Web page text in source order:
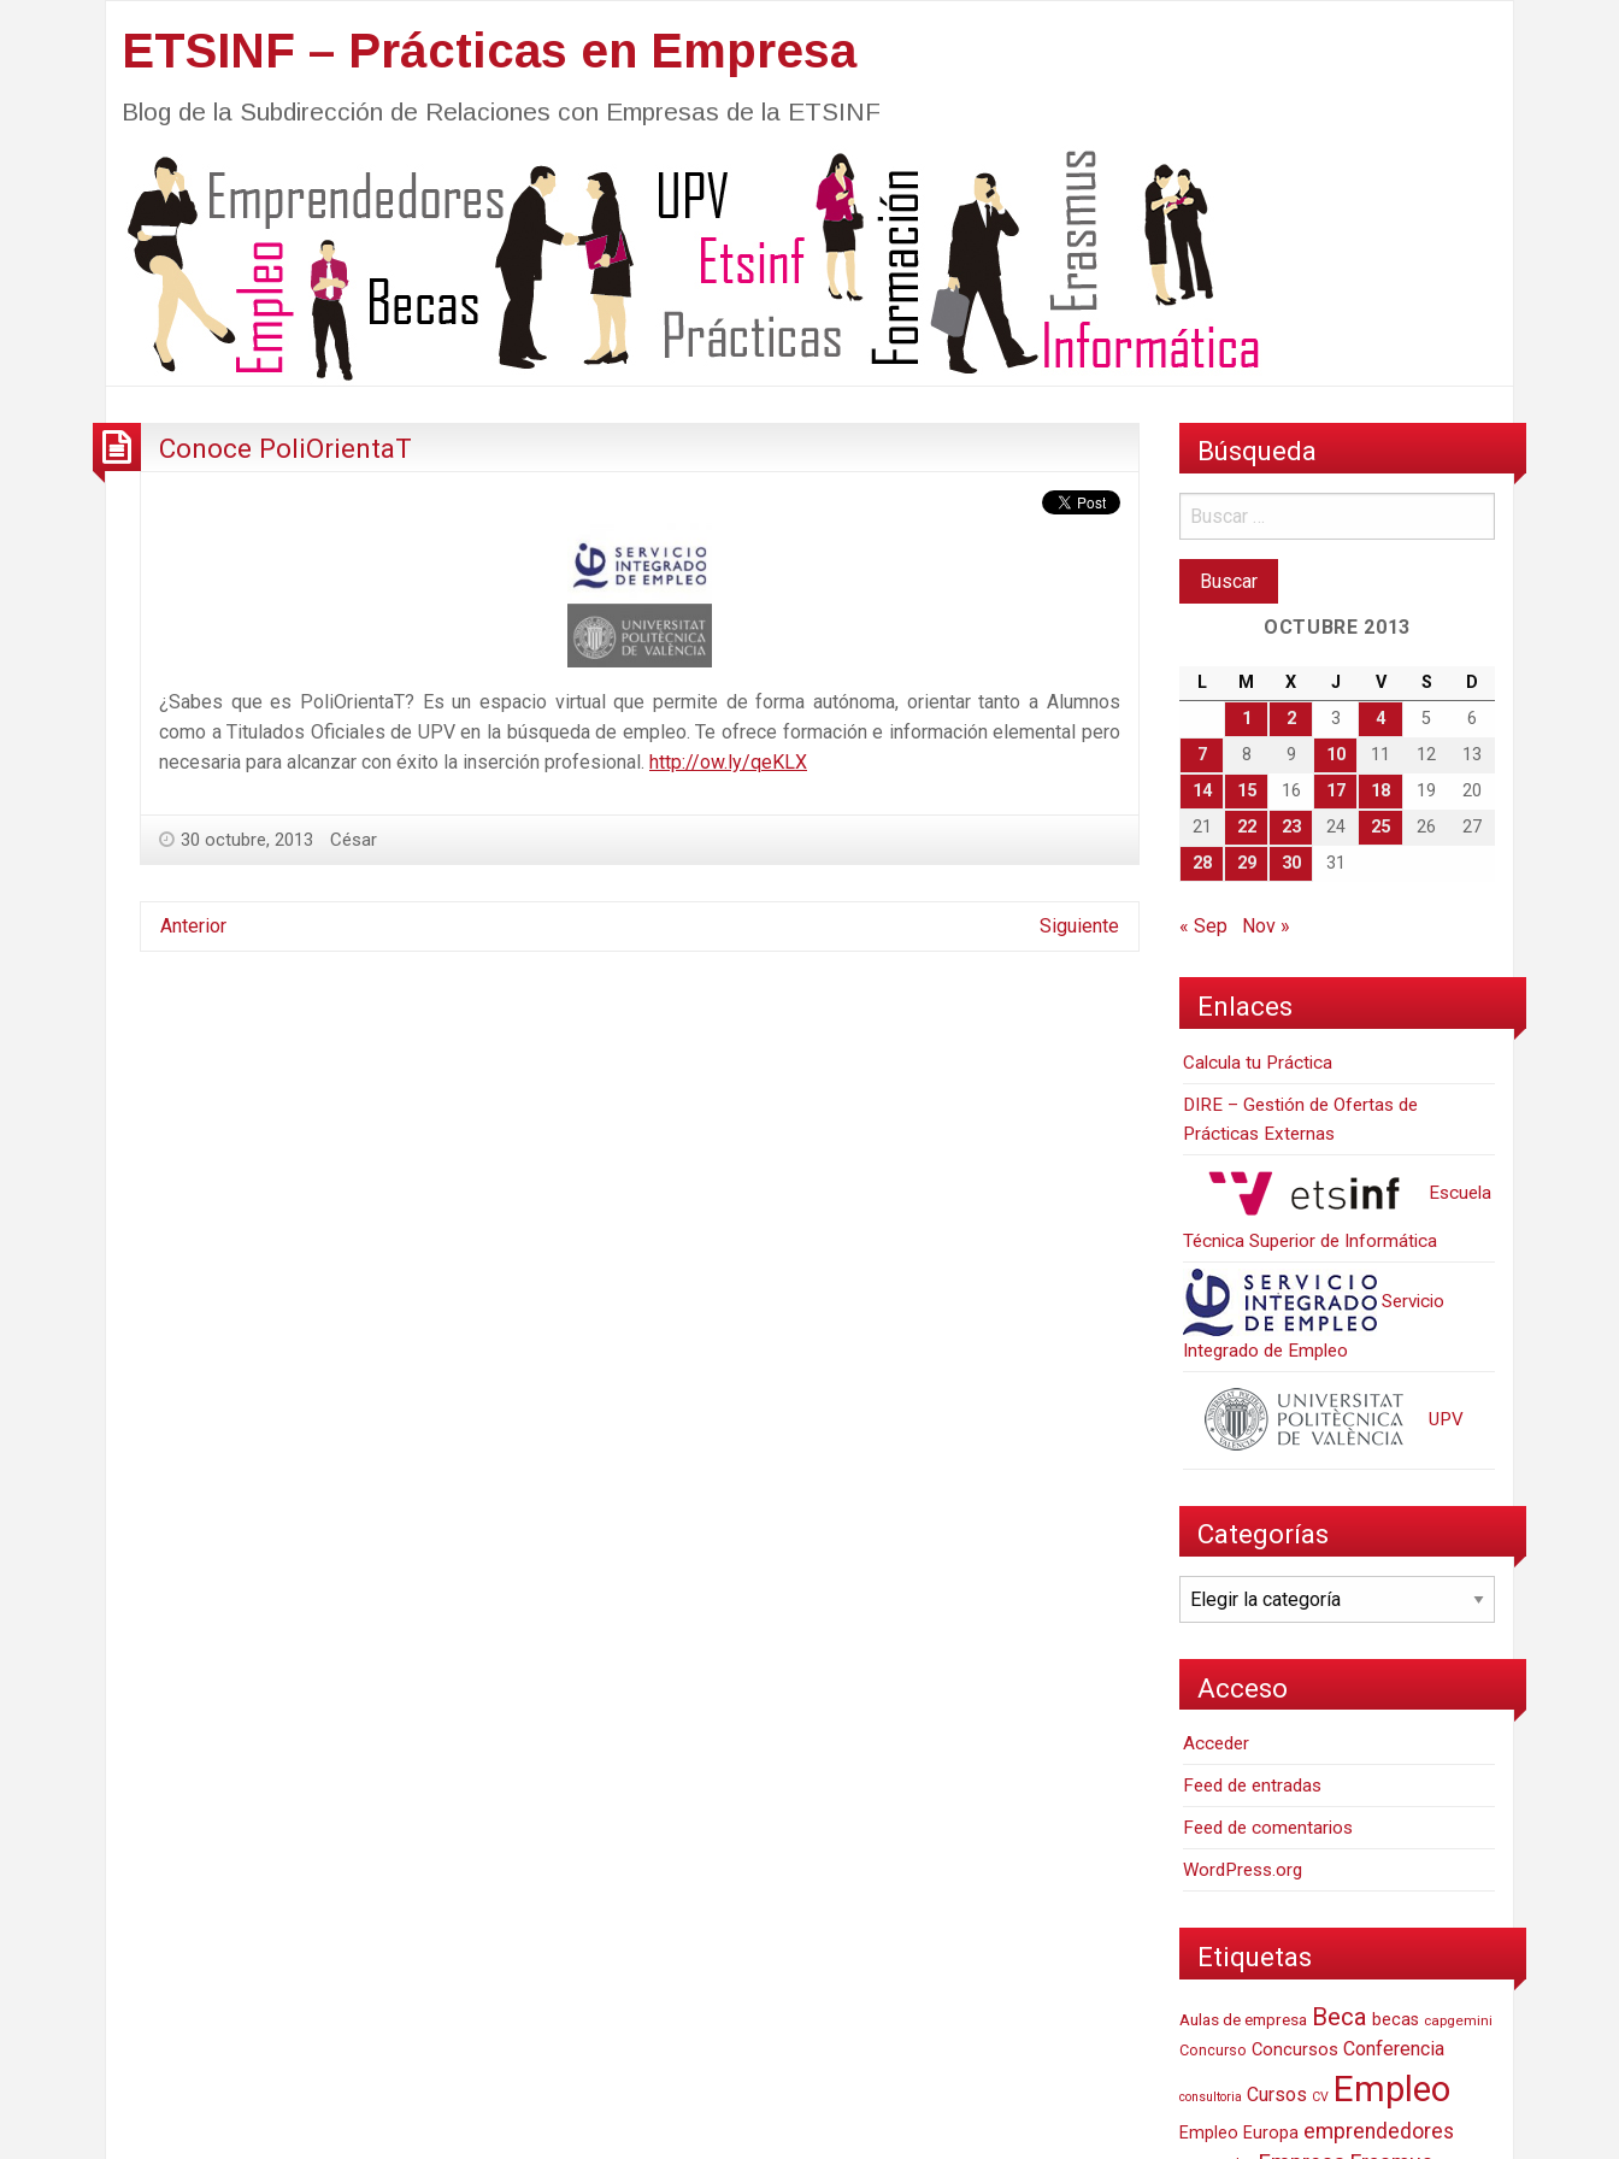
ETSINF – Prácticas en Empresa
Blog de la Subdirección de Relaciones con Empresas de la ETSINF
Conoce PoliOrientaT
¿Sabes que es PoliOrientaT? Es un espacio virtual que permite de forma autónoma, orientar tanto a Alumnos
como a Titulados Oficiales de UPV en la búsqueda de empleo. Te ofrece formación e información elemental pero
necesaria para alcanzar con éxito la inserción profesional. http://ow.ly/qeKLX
30 octubre, 2013 César
Anterior Siguiente
Búsqueda
OCTUBRE 2013
L M X J V S
D
1
2 3 4 5
6
7
8 9 10 11 12
13
14
15 16 17 18 19
20
21
22 23 24 25 26
27
28
29 30 31
« Sep Nov »
Enlaces
Calcula tu Práctica
DIRE – Gestión de Ofertas de
Prácticas Externas
Escuela
Técnica Superior de Informática
Servicio
Integrado de Empleo
UPV
Categorías
Categorías
Acceso
Acceder
Feed de entradas
Feed de comentarios
WordPress.org
Etiquetas
Aulas de empresa Beca becas capgemini
Concurso Concursos Conferencia
consultoria Cursos CV Empleo
Empleo Europa emprendedores